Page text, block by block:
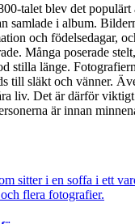
talet blev det
samlade i album.
och födelsedagar,
Många poserade
stilla länge.
till släkt och vänner.
liv. Det är därför
är innan